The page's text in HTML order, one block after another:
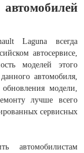
Laguna всегда
автосервисе,
моделей этого
автомобиля,
модели,
лучше всего
сервисных
автомобилистам